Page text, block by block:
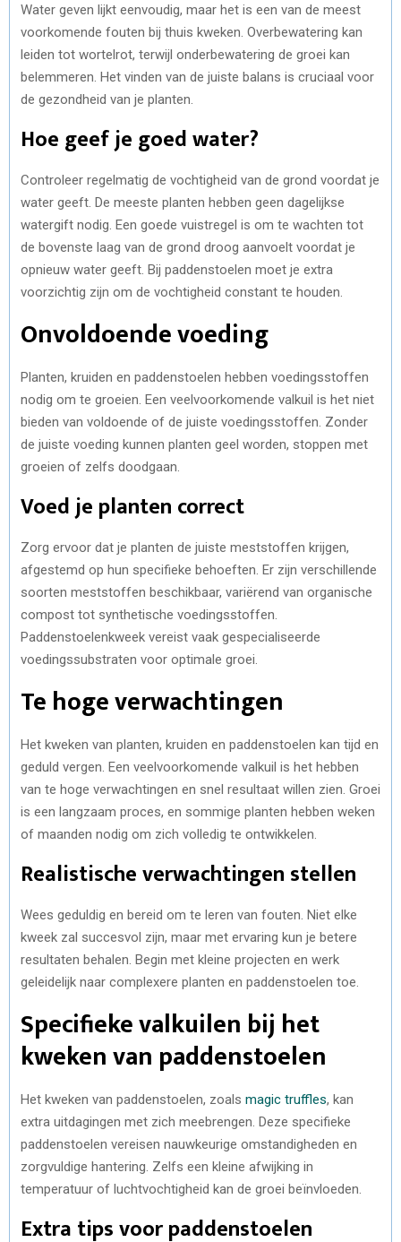
Water geven lijkt eenvoudig, maar het is een van de meest
voorkomende fouten bij thuis kweken. Overbewatering kan
leiden tot wortelrot, terwijl onderbewatering de groei kan
belemmeren. Het vinden van de juiste balans is cruciaal voor
de gezondheid van je planten.
Hoe geef je goed water?
Controleer regelmatig de vochtigheid van de grond voordat je
water geeft. De meeste planten hebben geen dagelijkse
watergift nodig. Een goede vuistregel is om te wachten tot
de bovenste laag van de grond droog aanvoelt voordat je
opnieuw water geeft. Bij paddenstoelen moet je extra
voorzichtig zijn om de vochtigheid constant te houden.
Onvoldoende voeding
Planten, kruiden en paddenstoelen hebben voedingsstoffen
nodig om te groeien. Een veelvoorkomende valkuil is het niet
bieden van voldoende of de juiste voedingsstoffen. Zonder
de juiste voeding kunnen planten geel worden, stoppen met
groeien of zelfs doodgaan.
Voed je planten correct
Zorg ervoor dat je planten de juiste meststoffen krijgen,
afgestemd op hun specifieke behoeften. Er zijn verschillende
soorten meststoffen beschikbaar, variërend van organische
compost tot synthetische voedingsstoffen.
Paddenstoelenkweek vereist vaak gespecialiseerde
voedingssubstraten voor optimale groei.
Te hoge verwachtingen
Het kweken van planten, kruiden en paddenstoelen kan tijd en
geduld vergen. Een veelvoorkomende valkuil is het hebben
van te hoge verwachtingen en snel resultaat willen zien. Groei
is een langzaam proces, en sommige planten hebben weken
of maanden nodig om zich volledig te ontwikkelen.
Realistische verwachtingen stellen
Wees geduldig en bereid om te leren van fouten. Niet elke
kweek zal succesvol zijn, maar met ervaring kun je betere
resultaten behalen. Begin met kleine projecten en werk
geleidelijk naar complexere planten en paddenstoelen toe.
Specifieke valkuilen bij het
kweken van paddenstoelen
Het kweken van paddenstoelen, zoals magic truffles, kan
extra uitdagingen met zich meebrengen. Deze specifieke
paddenstoelen vereisen nauwkeurige omstandigheden en
zorgvuldige hantering. Zelfs een kleine afwijking in
temperatuur of luchtvochtigheid kan de groei beïnvloeden.
Extra tips voor paddenstoelen